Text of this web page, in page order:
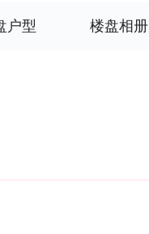
户型 楼盘相册